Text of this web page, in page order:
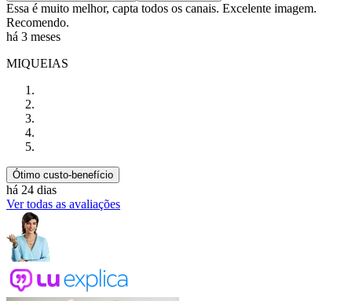
Essa é muito melhor, capta todos os canais. Excelente imagem.
Recomendo.
há 3 meses
MIQUEIAS
Ótimo custo-benefício
há 24 dias
Ver todas as avaliações